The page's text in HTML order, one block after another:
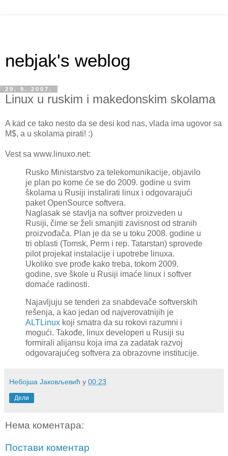
nebjak's weblog
29. 9. 2007.
Linux u ruskim i makedonskim skolama
A kad ce tako nesto da se desi kod nas, vlada ima ugovor sa
M$, a u skolama pirati! :)
Vest sa www.linuxo.net:
Rusko Ministarstvo za telekomunikacije, objavilo
je plan po kome će se do 2009. godine u svim
školama u Rusiji instalirati linux i odgovarajući
paket OpenSource softvera.
Naglasak se stavlja na softver proizveden u
Rusiji, čime se želi smanjiti zavisnost od stranih
proizvođača. Plan je da se u toku 2008. godine u
tri oblasti (Tomsk, Perm i rep. Tatarstan) sprovede
pilot projekat instalacije i upotrebe linuxa.
Ukoliko sve prođe kako treba, tokom 2009.
godine, sve škole u Rusiji imaće linux i softver
domaće radinosti.
Najavljuju se tenderi za snabdevače softverskih
rešenja, a kao jedan od najverovatnijih je
ALTLinux koji smatra da su rokovi razumni i
mogući. Takođe, linux developeri u Rusiji su
formirali alijansu koja ima za zadatak razvoj
odgovarajućeg softvera za obrazovne institucije.
Небојша Јаковљевић у 00:23
Дели
Нема коментара:
Постави коментар